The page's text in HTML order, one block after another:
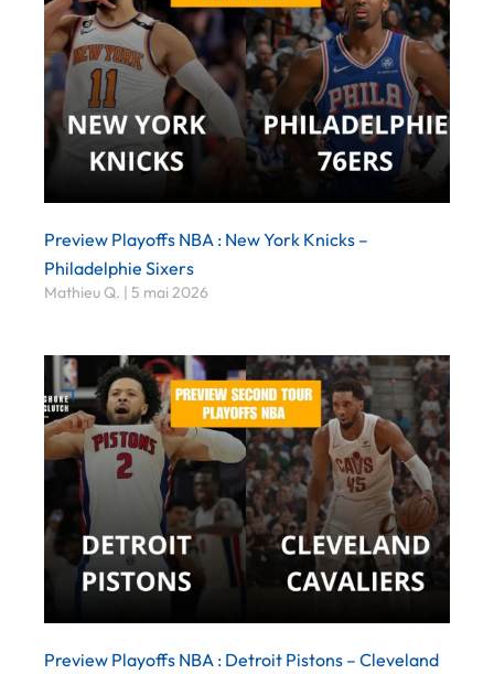
Preview Playoffs NBA : New York Knicks –
Philadelphie Sixers
Mathieu Q. 5 mai 2026
Preview Playoffs NBA : Detroit Pistons – Cleveland